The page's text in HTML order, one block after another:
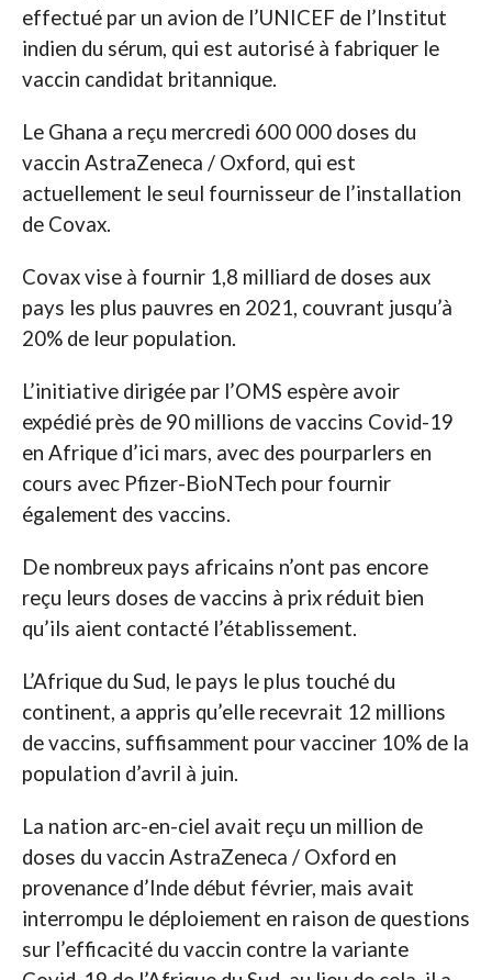
effectué par un avion de l’UNICEF de l’Institut
indien du sérum, qui est autorisé à fabriquer le
vaccin candidat britannique.
Le Ghana a reçu mercredi 600 000 doses du
vaccin AstraZeneca / Oxford, qui est
actuellement le seul fournisseur de l’installation
de Covax.
Covax vise à fournir 1,8 milliard de doses aux
pays les plus pauvres en 2021, couvrant jusqu’à
20% de leur population.
L’initiative dirigée par l’OMS espère avoir
expédié près de 90 millions de vaccins Covid-19
en Afrique d’ici mars, avec des pourparlers en
cours avec Pfizer-BioNTech pour fournir
également des vaccins.
De nombreux pays africains n’ont pas encore
reçu leurs doses de vaccins à prix réduit bien
qu’ils aient contacté l’établissement.
L’Afrique du Sud, le pays le plus touché du
continent, a appris qu’elle recevrait 12 millions
de vaccins, suffisamment pour vacciner 10% de la
population d’avril à juin.
La nation arc-en-ciel avait reçu un million de
doses du vaccin AstraZeneca / Oxford en
provenance d’Inde début février, mais avait
interrompu le déploiement en raison de questions
sur l’efficacité du vaccin contre la variante